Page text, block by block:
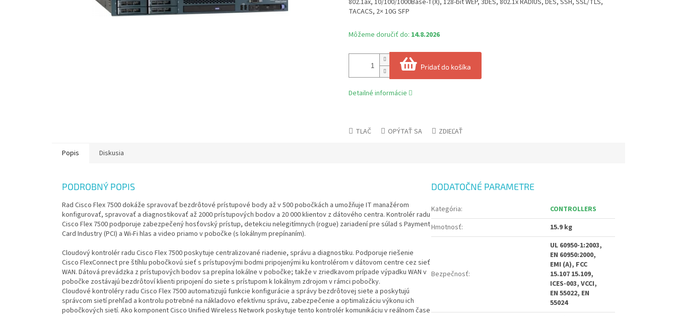
Môžeme doručiť do: 14.8.2026
Pridať do košíka
802.1ax, 10/100/1000Base-T(X), 128-bit WEP, 3DES, 802.1x RADIUS, DES, SSH, SSL/TLS,
TACACS, 2× 10G SFP
Detailné informácie
TLAČ OPÝTAŤ SA ZDIEĽAŤ
Popis Diskusia
PODROBNÝ POPIS
Rad Cisco Flex 7500 dokáže spravovať bezdrôtové prístupové body až v 500 pobočkách a umožňuje IT manažérom
konfigurovať, spravovať a diagnostikovať až 2000 prístupových bodov a 20 000 klientov z dátového centra. Kontrolér radu
Cisco Flex 7500 podporuje zabezpečený hosťovský prístup, detekciu nelegitímnych (rogue) zariadení pre súlad s Payment
Card Industry (PCI) a Wi-Fi hlas a video priamo v pobočke (s lokálnym prepínaním).
Cloudový kontrolér radu Cisco Flex 7500 poskytuje centralizované riadenie, správu a diagnostiku. Podporuje riešenie
Cisco FlexConnect pre štíhlu pobočkovú sieť s prístupovými bodmi pripojenými ku kontrolérom v dátovom centre cez sieť
WAN. Dátová prevádzka z prístupových bodov sa prepína lokálne v pobočke; takže v zriedkavom prípade výpadku WAN v
pobočke zostávajú bezdrôtoví klienti pripojení do siete s prístupom k lokálnym zdrojom v rámci pobočky.
Cloudové kontroléry radu Cisco Flex 7500 automatizujú funkcie konfigurácie a správy bezdrôtovej siete a poskytujú
správcom sietí prehľad a kontrolu potrebné na nákladovo efektívnu správu, zabezpečenie a optimalizáciu výkonu ich
pobočkových sietí. Ako komponent Cisco Unified Wireless Network poskytuje tento kontrolér komunikáciu v reálnom čase
DODATOČNÉ PARAMETRE
Kategória:
CONTROLLERS
Hmotnosť: 15.9 kg
Bezpečnosť:
UL 60950-1:2003,
EN 60950:2000,
EMI (A), FCC
15.107 15.109,
ICES-003, VCCI,
EN 55022, EN
55024